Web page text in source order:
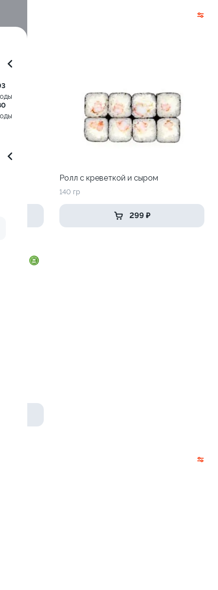
Ролл с креветкой и сыром
140 гр
299 ₽